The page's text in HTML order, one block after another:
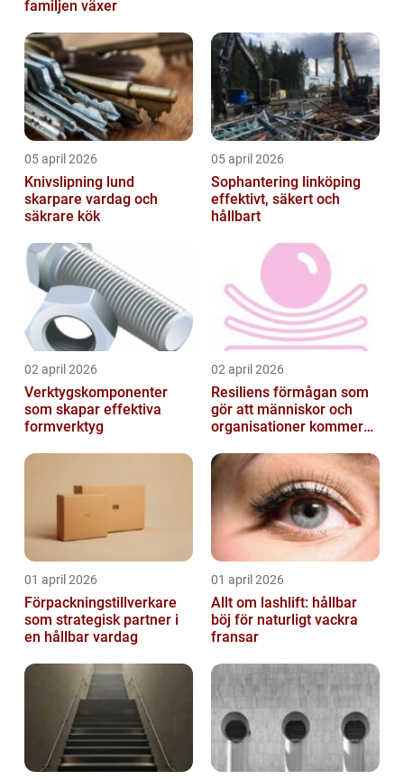
familjen växer
05 april 2026
Knivslipning lund
skarpare vardag och
säkrare kök
05 april 2026
Sophantering linköping
effektivt, säkert och
hållbart
02 april 2026
Verktygskomponenter
som skapar effektiva
formverktyg
02 april 2026
Resiliens förmågan som
gör att människor och
organisationer kommer
01 april 2026
Förpackningstillverkare
som strategisk partner i
en hållbar vardag
01 april 2026
Allt om lashlift: hållbar
böj för naturligt vackra
fransar